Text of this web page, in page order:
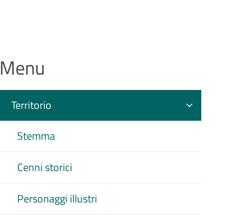
Menu
Territorio
Stemma
Cenni storici
Personaggi illustri